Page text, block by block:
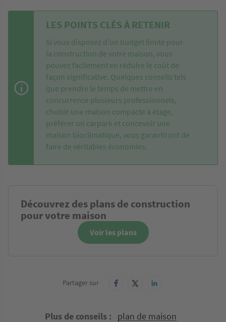
LES POINTS CLÉS À RETENIR
Si vous disposez d’un budget limité pour
la construction de votre maison, vous
pouvez facilement en réduire le coût de
façon significative. Quelques conseils tels
que prendre le temps de mettre en
concurrence plusieurs professionnels,
choisir une maison compacte à étage,
préférer un carpark et concevoir une
maison bioclimatique, vous garantiront de
faire de véritables économies.
Découvrez des plans de construction
pour votre maison
Voir les plans
Partager sur
Plus de conseils plan de maison